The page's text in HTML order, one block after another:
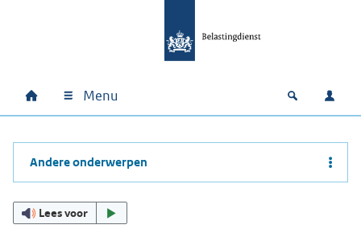
Hoofdnavigatie
Home Menu Open
Andere onderwerpen
Lees voor